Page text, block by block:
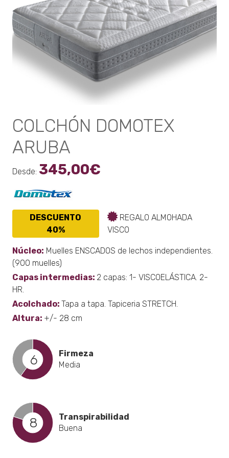
elegir
en
la
página
de
producto
COLCHÓN DOMOTEX
ARUBA
Desde: 345,00€
DESCUENTO
40%
REGALO ALMOHADA
VISCO
Núcleo: Muelles ENSCADOS de lechos independientes.
(900 muelles)
Capas intermedias: 2 capas: 1- VISCOELÁSTICA. 2-
HR.
Acolchado: Tapa a tapa. Tapiceria STRETCH.
Altura: +/- 28 cm
6
Firmeza
Media
8
Transpirabilidad
Buena